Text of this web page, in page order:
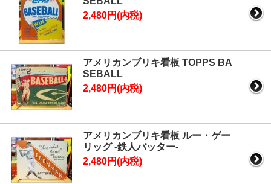
2,480円(内税)
アメリカンブリキ看板 TOPPS BA
SEBALL
2,480円(内税)
アメリカンブリキ看板 ルー・ゲー
リッグ -鉄人バッター-
2,480円(内税)